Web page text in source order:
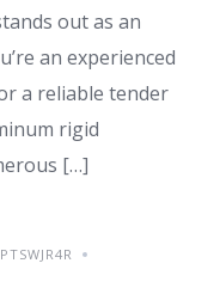
out as an
an experienced
a reliable tender
rigid
[…]